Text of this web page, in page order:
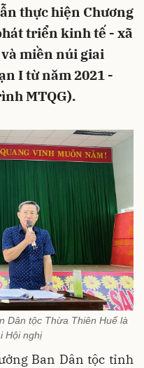
thực hiện Chương
triển kinh tế - xã
miền núi giai
I từ năm 2021 -
MTQG).
Dân tộc Thừa Thiên Huế là
Hội nghị
Ban Dân tộc tỉnh